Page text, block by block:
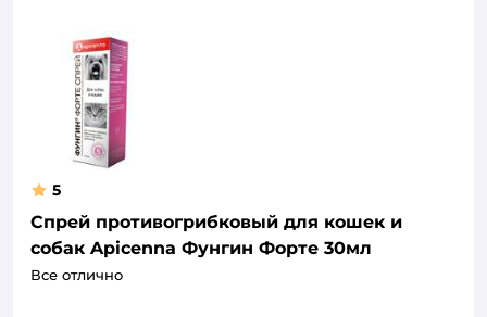
5
Спрей противогрибковый для кошек и
собак Apicenna Фунгин Форте 30мл
Все отлично